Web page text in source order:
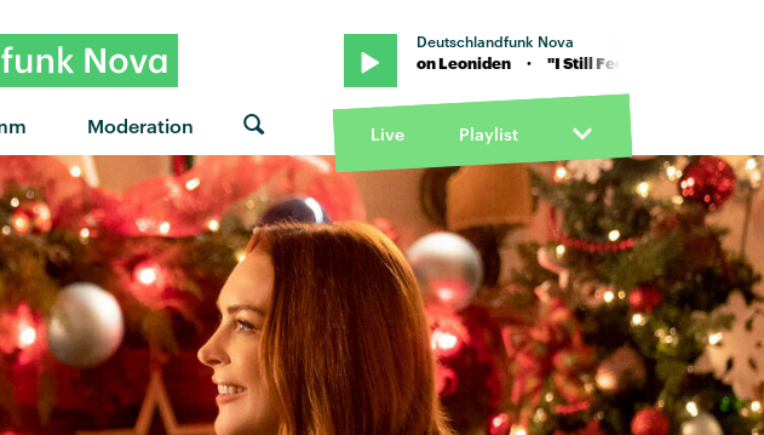
Moderation
Deutschlandfunk Nova
Feel" von Leoniden · "I Still Feel" von Leoniden · "I Still Feel" von Leoniden
Live Playlist